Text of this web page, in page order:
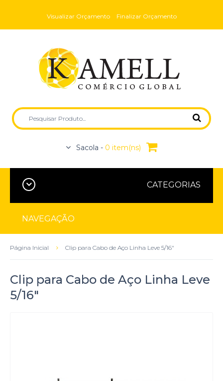
Visualizar Orçamento Finalizar Orçamento
Sacola - 0 item(ns)
CATEGORIAS
NAVEGAÇÃO
Página Inicial Clip para Cabo de Aço Linha Leve 5/16"
Clip para Cabo de Aço Linha Leve
5/16"